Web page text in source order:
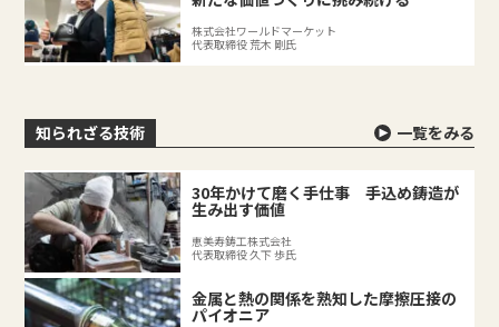
株式会社ワールドマーケット
代表取締役 荒木 剛氏
知られざる技術 一覧をみる
30年かけて磨く手仕事 手込め鋳造が
生み出す価値
恵美寿鋳工株式会社
代表取締役 久下 歩氏
金属と熱の関係を熟知した摩擦圧接の
パイオニア